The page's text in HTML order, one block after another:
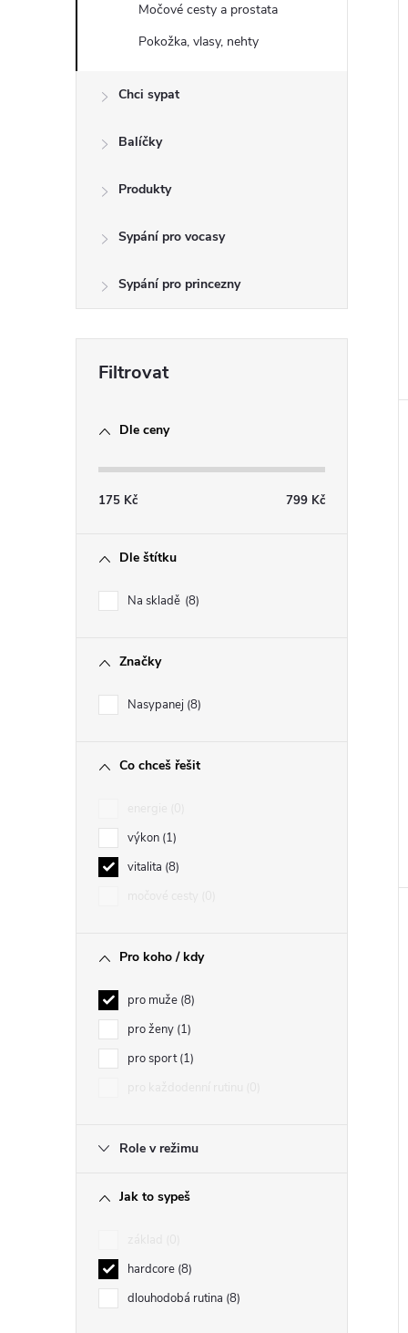
n
Močové cesty a prostata
Pokožka, vlasy, nehty
Chci sypat
Balíčky
Produkty
Sypání pro vocasy
Sypání pro princezny
Dle ceny
175 Kč 799 Kč
Dle štítku
Na skladě 8
Značky
Nasypanej 8
Co chceš řešit
výkon 1
vitalita 8
Pro koho / kdy
pro muže 8
pro ženy 1
pro sport 1
Role v režimu
Jak to sypeš
hardcore 8
dlouhodobá rutina 8